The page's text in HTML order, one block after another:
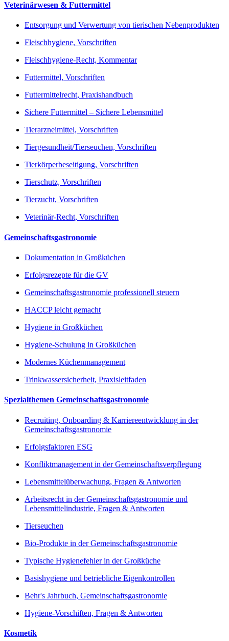
Veterinärwesen & Futtermittel
Entsorgung und Verwertung von tierischen Nebenprodukten
Fleischhygiene, Vorschriften
Fleischhygiene-Recht, Kommentar
Futtermittel, Vorschriften
Futtermittelrecht, Praxishandbuch
Sichere Futtermittel – Sichere Lebensmittel
Tierarzneimittel, Vorschriften
Tiergesundheit/Tierseuchen, Vorschriften
Tierkörperbeseitigung, Vorschriften
Tierschutz, Vorschriften
Tierzucht, Vorschriften
Veterinär-Recht, Vorschriften
Gemeinschaftsgastronomie
Dokumentation in Großküchen
Erfolgsrezepte für die GV
Gemeinschaftsgastronomie professionell steuern
HACCP leicht gemacht
Hygiene in Großküchen
Hygiene-Schulung in Großküchen
Modernes Küchenmanagement
Trinkwassersicherheit, Praxisleitfaden
Spezialthemen Gemeinschaftsgastronomie
Recruiting, Onboarding & Karriereentwicklung in der
Gemeinschaftsgastronomie
Erfolgsfaktoren ESG
Konfliktmanagement in der Gemeinschaftsverpflegung
Lebensmittelüberwachung, Fragen & Antworten
Arbeitsrecht in der Gemeinschaftsgastronomie und
Lebensmittelindustrie, Fragen & Antworten
Tierseuchen
Bio-Produkte in der Gemeinschaftsgastronomie
Typische Hygienefehler in der Großküche
Basishygiene und betriebliche Eigenkontrollen
Behr's Jahrbuch, Gemeinschaftsgastronomie
Hygiene-Vorschiften, Fragen & Antworten
Kosmetik